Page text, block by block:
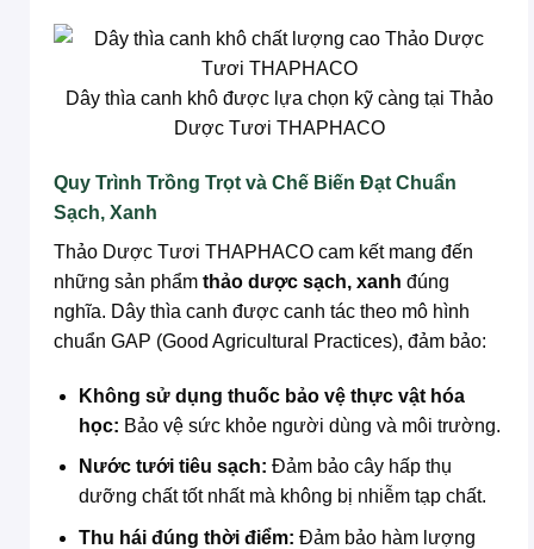
Dây thìa canh khô được lựa chọn kỹ càng tại Thảo
Dược Tươi THAPHACO
Quy Trình Trồng Trọt và Chế Biến Đạt Chuẩn
Sạch, Xanh
Thảo Dược Tươi THAPHACO cam kết mang đến
những sản phẩm thảo dược sạch, xanh đúng
nghĩa. Dây thìa canh được canh tác theo mô hình
chuẩn GAP (Good Agricultural Practices), đảm bảo:
Không sử dụng thuốc bảo vệ thực vật hóa
học: Bảo vệ sức khỏe người dùng và môi trường.
Nước tưới tiêu sạch: Đảm bảo cây hấp thụ
dưỡng chất tốt nhất mà không bị nhiễm tạp chất.
Thu hái đúng thời điểm: Đảm bảo hàm lượng